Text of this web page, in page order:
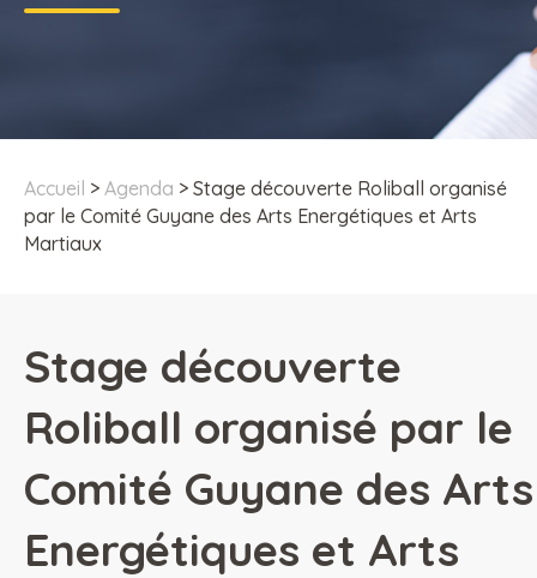
Accueil > Agenda > Stage découverte Roliball organisé
par le Comité Guyane des Arts Energétiques et Arts
Martiaux
Stage découverte
Roliball organisé par le
Comité Guyane des Arts
Energétiques et Arts